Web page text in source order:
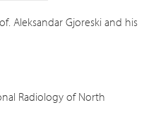
Aleksandar Gjoreski and his
Radiology of North